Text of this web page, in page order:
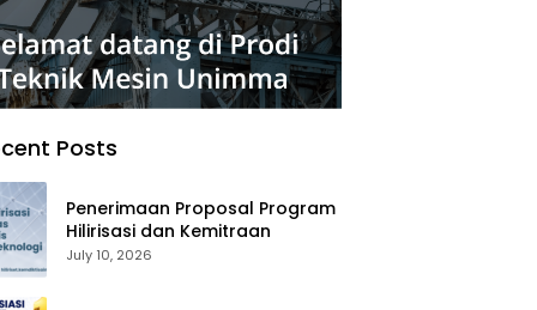
Posts
Penerimaan Proposal Program
Hilirisasi dan Kemitraan
July 10, 2026